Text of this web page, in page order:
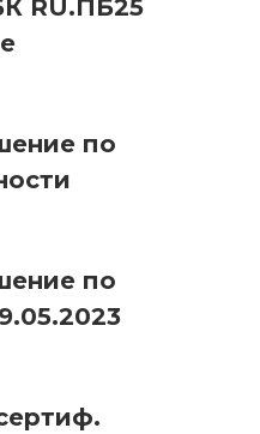
RU.ПБ25
по
по